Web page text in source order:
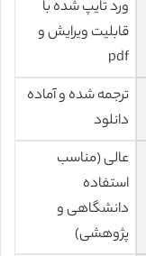
ورد تایپ شده با
قابلیت ویرایش و
pdf
ترجمه شده و آماده
دانلود
عالی (مناسب
استفاده
دانشگاهی و
پژوهشی)